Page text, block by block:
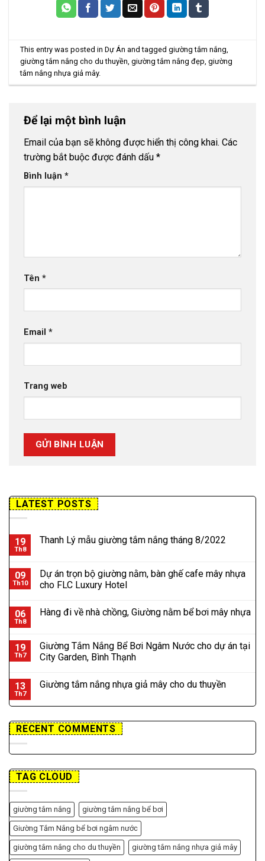
This entry was posted inDự Án and taggedgiường tắm nắng,
giường tắm nắng cho du thuyền,giường tắm nắng đẹp,giường
tắm nắng nhựa giả mây.
Để lại một bình luận
Email của bạn sẽ không được hiển thị công khai. Các
trường bắt buộc được đánh dấu *
Bình luận *
Tên *
Email *
Trang web
LATEST POSTS
19
Th8
Thanh Lý mẫu giường tắm nắng tháng 8/2022
09
Th10
Dự án trọn bộ giường nằm, bàn ghế cafe mây nhựa
cho FLC Luxury Hotel
06
Th8
Hàng đi về nhà chồng, Giường nằm bể bơi mây nhựa
19
Th7
Giường Tắm Nắng Bể Bơi Ngâm Nước cho dự án tại
City Garden, Bình Thạnh
13
Th7
Giường tắm nắng nhựa giả mây cho du thuyền
RECENT COMMENTS
TAG CLOUD
giường tắm nắng giường tắm nắng bể bơi
Giường Tắm Nắng bể bơi ngâm nước
giường tắm nắng cho du thuyền giường tắm nắng nhựa giả mây